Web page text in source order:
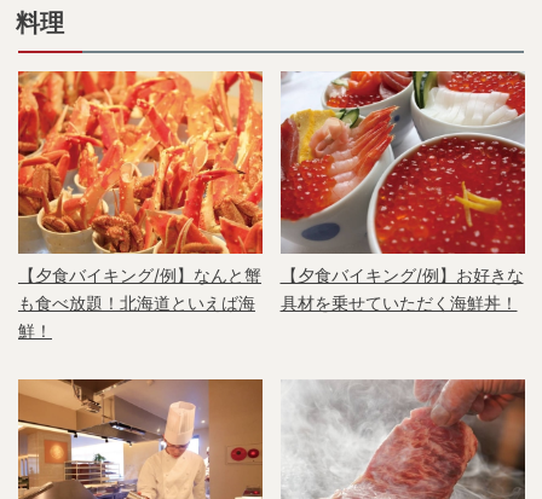
料理
【夕食バイキング/例】なんと蟹
も食べ放題！北海道といえば海
鮮！
【夕食バイキング/例】お好きな
具材を乗せていただく海鮮丼！